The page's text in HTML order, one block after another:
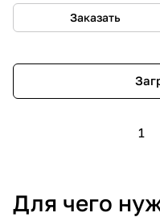
Заказать
1
Для чего